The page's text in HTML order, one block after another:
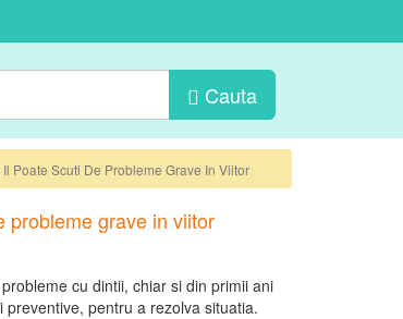
Cauta
Poate Scuti De Probleme Grave In Viitor
probleme grave in viitor
cu dintii, chiar si din primii ani
pentru a rezolva situatia.